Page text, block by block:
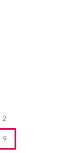
2
9